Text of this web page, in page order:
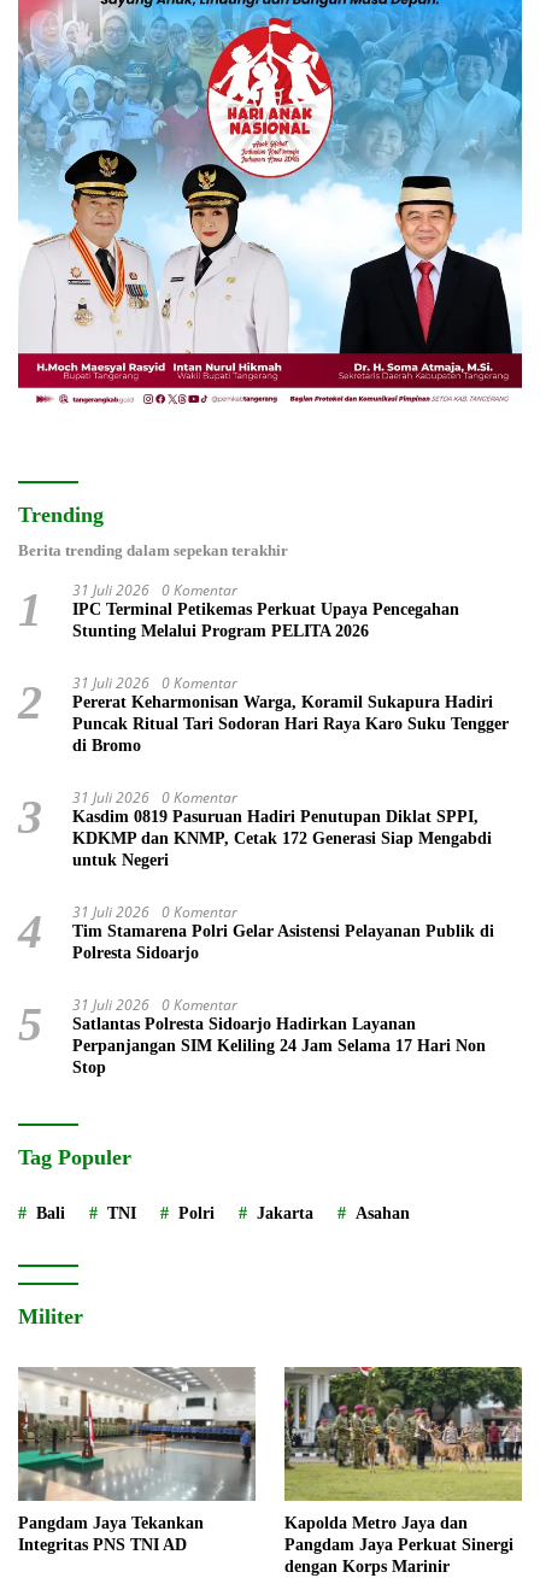
Trending
Berita trending dalam sepekan terakhir
1 31 Juli 2026 0 Komentar
IPC Terminal Petikemas Perkuat Upaya Pencegahan
Stunting Melalui Program PELITA 2026
2 31 Juli 2026 0 Komentar
Pererat Keharmonisan Warga, Koramil Sukapura Hadiri
Puncak Ritual Tari Sodoran Hari Raya Karo Suku Tengger
di Bromo
3 31 Juli 2026 0 Komentar
Kasdim 0819 Pasuruan Hadiri Penutupan Diklat SPPI,
KDKMP dan KNMP, Cetak 172 Generasi Siap Mengabdi
untuk Negeri
4 31 Juli 2026 0 Komentar
Tim Stamarena Polri Gelar Asistensi Pelayanan Publik di
Polresta Sidoarjo
5 31 Juli 2026 0 Komentar
Satlantas Polresta Sidoarjo Hadirkan Layanan
Perpanjangan SIM Keliling 24 Jam Selama 17 Hari Non
Stop
Tag Populer
Bali TNI Polri Jakarta Asahan
Militer
Pangdam Jaya Tekankan
Integritas PNS TNI AD
Kapolda Metro Jaya dan
Pangdam Jaya Perkuat Sinergi
dengan Korps Marinir